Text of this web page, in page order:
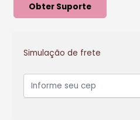
Obter Suporte
Simulação de frete